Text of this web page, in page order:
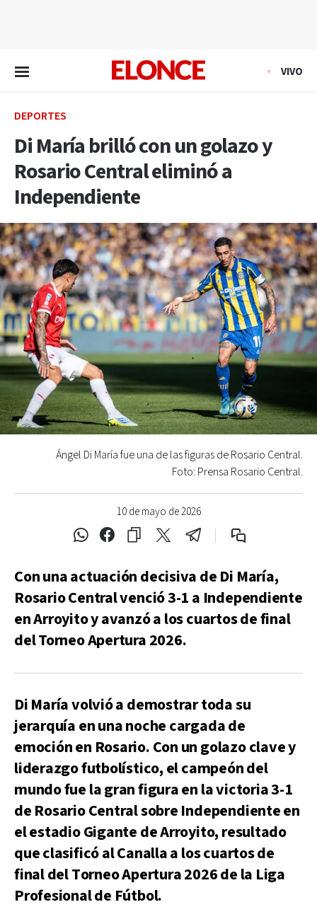
VIVO
DEPORTES
Di María brilló con un golazo y
Rosario Central eliminó a
Independiente
10 de mayo de 2026
Ángel Di María fue una de las figuras de Rosario Central.
Foto: Prensa Rosario Central.
Con una actuación decisiva de Di María,
Rosario Central venció 3-1 a Independiente
en Arroyito y avanzó a los cuartos de final
del Torneo Apertura 2026.
Di María volvió a demostrar toda su
jerarquía en una noche cargada de
emoción en Rosario. Con un golazo clave y
liderazgo futbolístico, el campeón del
mundo fue la gran figura en la victoria 3-1
de Rosario Central sobre Independiente en
el estadio Gigante de Arroyito, resultado
que clasificó al Canalla a los cuartos de
final del Torneo Apertura 2026 de la Liga
Profesional de Fútbol.